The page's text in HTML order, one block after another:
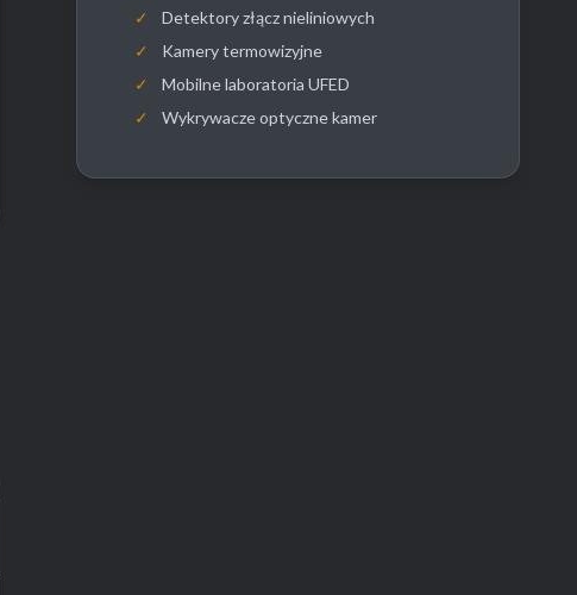
✓
Detektory złącz nieliniowych
✓
Kamery termowizyjne
✓
Mobilne laboratoria UFED
✓
Wykrywacze optyczne kamer